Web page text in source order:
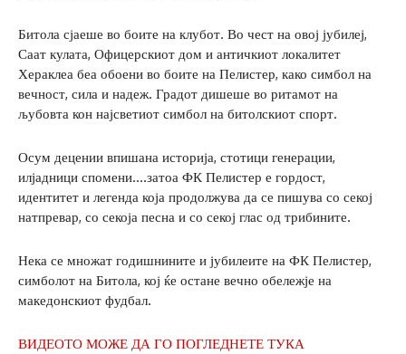
Битола сјаеше во боите на клубот. Во чест на овој јубилеј,
Саат кулата, Офицерскиот дом и античкиот локалитет
Хераклеа беа обоени во боите на Пелистер, како симбол на
вечност, сила и надеж. Градот дишеше во ритамот на
љубовта кон најсветиот симбол на битолскиот спорт.
Осум децении впишана историја, стотици генерации,
илјадници спомени….затоа ФК Пелистер е гордост,
идентитет и легенда која продолжува да се пишува со секој
натпревар, со секоја песна и со секој глас од трибините.
Нека се множат годишнините и јубилеите на ФК Пелистер,
симболот на Битола, кој ќе остане вечно обележје на
македонскиот фудбал.
ВИДЕОТО МОЖЕ ДА ГО ПОГЛЕДНЕТЕ ТУКА